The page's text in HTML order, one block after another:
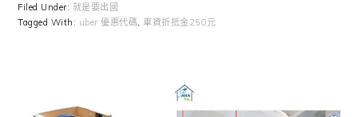
Filed Under: 就是要出國
Tagged With: uber 優惠代碼 ,車資折抵金250元